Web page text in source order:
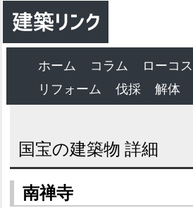
ホーム コラム
ローコ
リフォーム
伐採 解体
国宝の建築物 詳細
南禅寺